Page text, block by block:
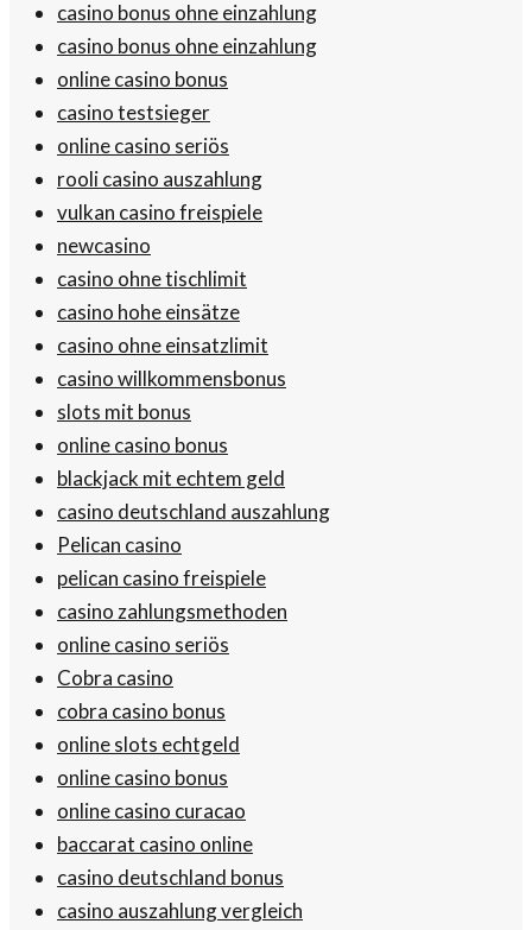
casino bonus ohne einzahlung
casino bonus ohne einzahlung
online casino bonus
casino testsieger
online casino seriös
rooli casino auszahlung
vulkan casino freispiele
newcasino
casino ohne tischlimit
casino hohe einsätze
casino ohne einsatzlimit
casino willkommensbonus
slots mit bonus
online casino bonus
blackjack mit echtem geld
casino deutschland auszahlung
Pelican casino
pelican casino freispiele
casino zahlungsmethoden
online casino seriös
Cobra casino
cobra casino bonus
online slots echtgeld
online casino bonus
online casino curacao
baccarat casino online
casino deutschland bonus
casino auszahlung vergleich